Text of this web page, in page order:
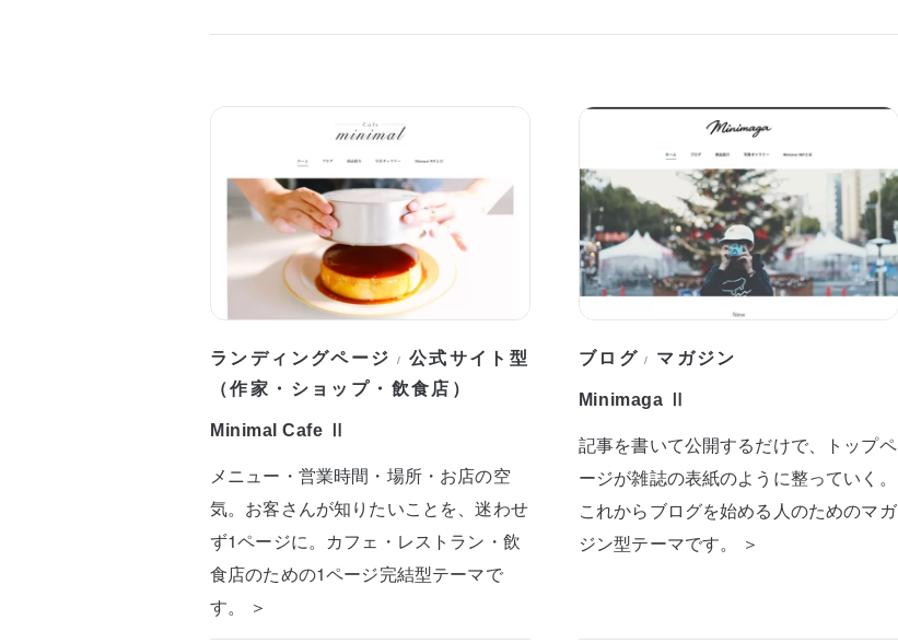
ランディングページ / 公式サイト型
（作家・ショップ・飲食店）
Minimal Cafe Ⅱ
メニュー・営業時間・場所・お店の空
気。お客さんが知りたいことを、迷わせ
ず1ページに。カフェ・レストラン・飲
食店のための1ページ完結型テーマで
す。 ＞
ブログ / マガジン
Minimaga Ⅱ
記事を書いて公開するだけで、トップペ
ージが雑誌の表紙のように整っていく。
これからブログを始める人のためのマガ
ジン型テーマです。 ＞